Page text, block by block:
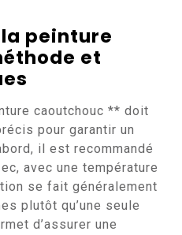
peinture
et
caoutchouc ** doit
pour garantir un
il est recommandé
avec une température
se fait généralement
plutôt qu’une seule
d’assurer une